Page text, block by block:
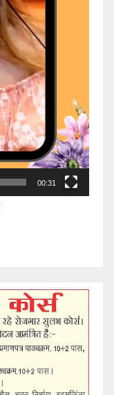
00:31